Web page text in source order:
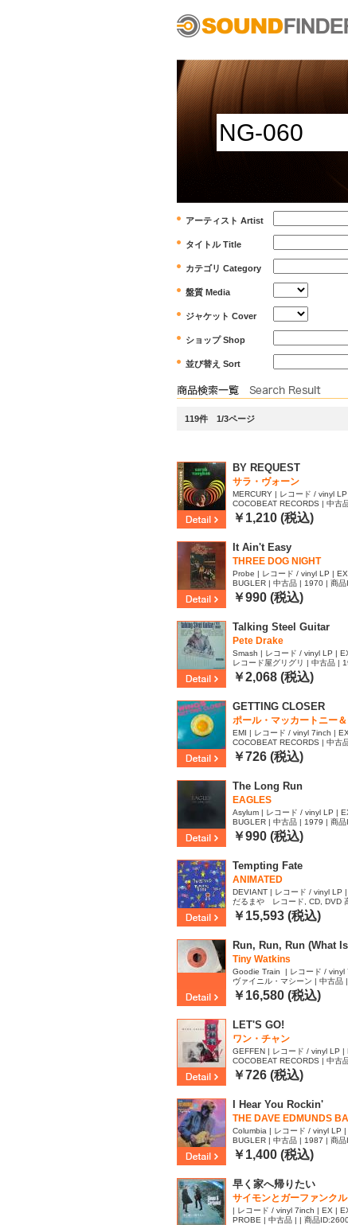
アーティスト Artist
タイトル Title
カテゴリ Category
盤質 Media
ジャケット Cover
ショップ Shop
並び替え Sort
119件 1/3ページ
BY REQUEST
サラ・ヴォーン
MERCURY | レコード / vinyl
COCOBEAT RECORDS | 中古
40
￥1,210 (税込)
It Ain't Easy
THREE DOG NIGHT
Probe | レコード / vinyl LP |
BUGLER | 中古品 | 1970 | 商
￥990 (税込)
Talking Steel Guitar
Pete Drake
Smash | レコード / vinyl LP |
レコード屋グリグリ | 中古品 |
￥2,068 (税込)
GETTING CLOSER
ポール・マッカートニー
EMI | レコード / vinyl 7inch |
COCOBEAT RECORDS | 中古
49
￥726 (税込)
The Long Run
EAGLES
Asylum | レコード / vinyl LP |
BUGLER | 中古品 | 1979 | 商
￥990 (税込)
Tempting Fate
ANIMATED
DEVIANT | レコード / vinyl LP
だるまや レコード, CD, DVD
ID:2629289
￥15,593 (税込)
Run, Run, Run (What
Tiny Watkins
Goodie Train ‎ | レコード / vinyl
ヴァイニル・マシーン | 中古
8￥16,580 (税込)
LET'S GO!
ワン・チャン
GEFFEN | レコード / vinyl LP |
COCOBEAT RECORDS | 中古
12
￥726 (税込)
I Hear You Rockin'
THE DAVE EDMUNDS
Columbia | レコード / vinyl LP |
BUGLER | 中古品 | 1987 | 商
￥1,400 (税込)
早く家へ帰りたい
サイモンとガーファンクル
| レコード / vinyl 7inch | EX |
PROBE | 中古品 | | 商品